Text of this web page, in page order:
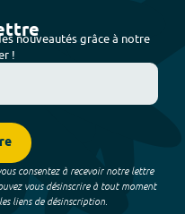
nouveautés grâce à notre
!
consentez à recevoir notre lettre
vous désinscrire à tout moment
liens de désinscription.